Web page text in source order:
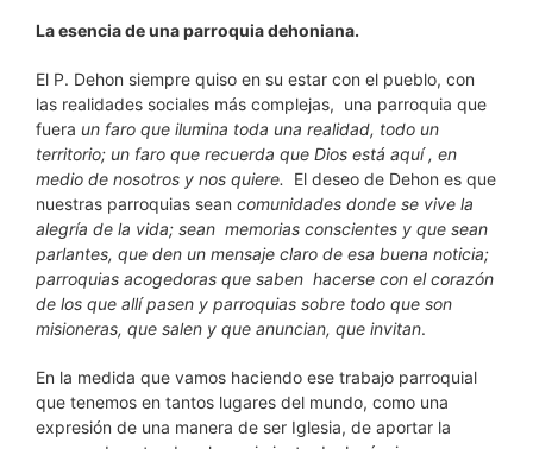
La esencia de una parroquia dehoniana.
El P. Dehon siempre quiso en su estar con el pueblo, con
las realidades sociales más complejas, una parroquia que
fuera un faro que ilumina toda una realidad, todo un
territorio; un faro que recuerda que Dios está aquí , en
medio de nosotros y nos quiere.
El deseo de Dehon es que
nuestras parroquias sean comunidades donde se vive la
alegría de la vida; sean memorias conscientes y que sean
parlantes, que den un mensaje claro de esa buena noticia;
parroquias acogedoras que saben hacerse con el corazón
de los que allí pasen y parroquias sobre todo que son
misioneras, que salen y que anuncian, que invitan.
En la medida que vamos haciendo ese trabajo parroquial
que tenemos en tantos lugares del mundo, como una
expresión de una manera de ser Iglesia, de aportar la